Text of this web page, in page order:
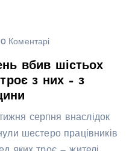
0 Коментарі
вбив шістьох
з них – з
серпня внаслідок
шестеро працівників